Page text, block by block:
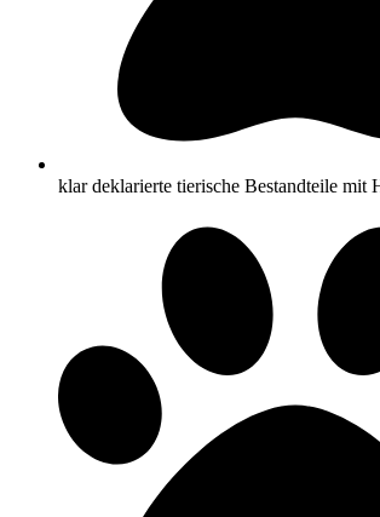
klar deklarierte tierische Bestandteile mit